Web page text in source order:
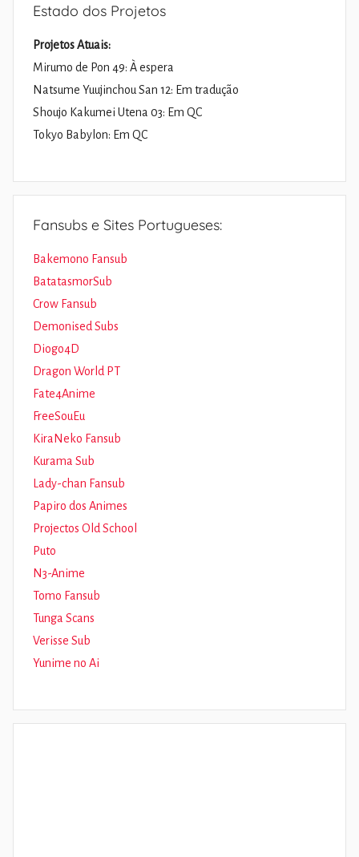
Estado dos Projetos
Projetos Atuais:
Mirumo de Pon 49: À espera
Natsume Yuujinchou San 12: Em tradução
Shoujo Kakumei Utena 03: Em QC
Tokyo Babylon: Em QC
Fansubs e Sites Portugueses:
Bakemono Fansub
BatatasmorSub
Crow Fansub
Demonised Subs
Diogo4D
Dragon World PT
Fate4Anime
FreeSouEu
KiraNeko Fansub
Kurama Sub
Lady-chan Fansub
Papiro dos Animes
Projectos Old School
Puto
N3-Anime
Tomo Fansub
Tunga Scans
Verisse Sub
Yunime no Ai